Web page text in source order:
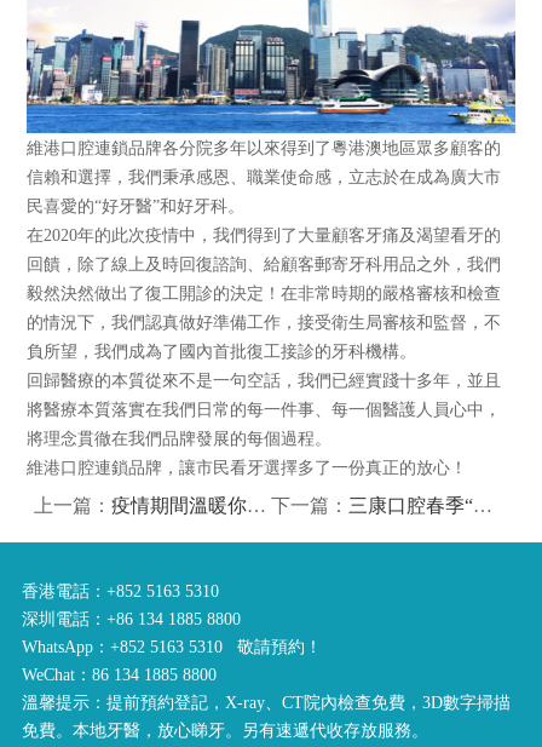
維港口腔連鎖品牌各分院多年以來得到了粵港澳地區眾多顧客的
信賴和選擇，我們秉承感恩、職業使命感，立志於在成為廣大市
民喜愛的“好牙醫”和好牙科。
在2020年的此次疫情中，我們得到了大量顧客牙痛及渴望看牙的
回饋，除了線上及時回復諮詢、給顧客郵寄牙科用品之外，我們
毅然決然做出了復工開診的決定！在非常時期的嚴格審核和檢查
的情況下，我們認真做好準備工作，接受衛生局審核和監督，不
負所望，我們成為了國內首批復工接診的牙科機構。
回歸醫療的本質從來不是一句空話，我們已經實踐十多年，並且
將醫療本質落實在我們日常的每一件事、每一個醫護人員心中，
將理念貫徹在我們品牌發展的每個過程。
維港口腔連鎖品牌，讓市民看牙選擇多了一份真正的放心！
上一篇：疫情期間溫暖你我—醫療器械公司免費為三康口腔連鎖捐贈防護面罩 下一篇： 三康口腔春季“百萬補貼，千萬優惠”惠民活動
香港電話：+852 5163 5310
深圳電話：+86 134 1885 8800
WhatsApp：+852 5163 5310 敬請預約！
WeChat：86 134 1885 8800
溫馨提示：提前預約登記，X-ray、CT院內檢查免費，3D數字掃描
免費。本地牙醫，放心睇牙。另有速遞代收存放服務。